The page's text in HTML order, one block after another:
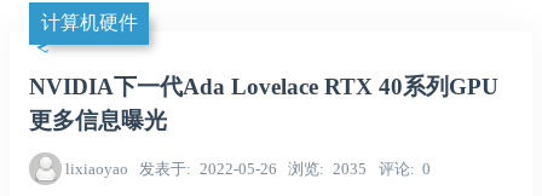
计算机硬件
NVIDIA下一代Ada Lovelace RTX 40系列GPU
更多信息曝光
lixiaoyao 发表于 2022-05-26 浏览 2035 评论 0